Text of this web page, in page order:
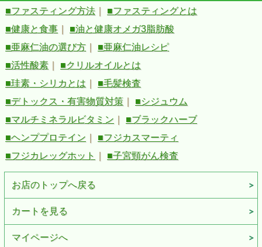
■ファスティング方法
■ファスティングとは
■健康と食事
■油と健康オメガ3脂肪酸
■亜麻仁油の選び方
■亜麻仁油レシピ
■活性酸素
■クリルオイルとは
■珪素・シリカとは
■毛髪検査
■デトックス・有害物質対策
■シジュウム
■マルチミネラルビタミン
■ブラックハーブ
■ヘンププロテイン
■フジカスマーティ
■フジカレッグホット
■子宮頸がん検査
お店のトップへ戻る
カートを見る
マイページへ